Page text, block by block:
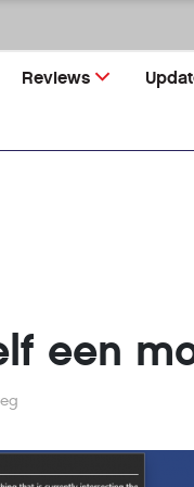
Reviews
een